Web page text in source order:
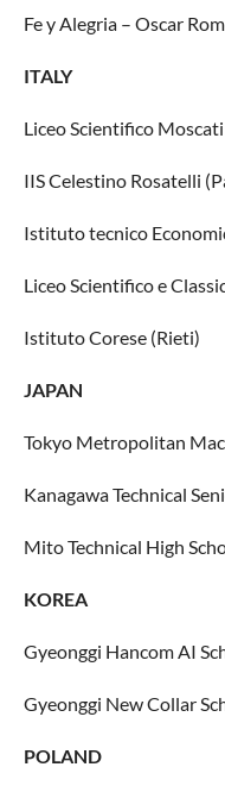
Fe y Alegria – Oscar
ITALY
Liceo Scientifico
IIS Celestino Rosatelli
Istituto tecnico
Liceo Scientifico e
Istituto Corese (Rieti)
JAPAN
Tokyo Metropolitan
Kanagawa Technical
Mito Technical High
KOREA
Gyeonggi Hancom AI
Gyeonggi New Collar
POLAND